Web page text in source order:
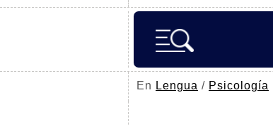
En Lengua / Psicología